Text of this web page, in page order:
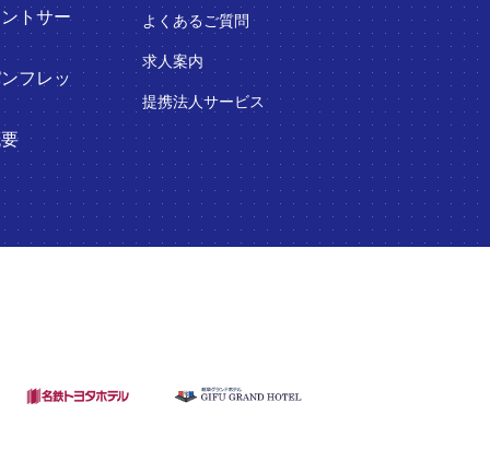
トサー
フレッ
よくあるご質問
求人案内
提携法人サービス